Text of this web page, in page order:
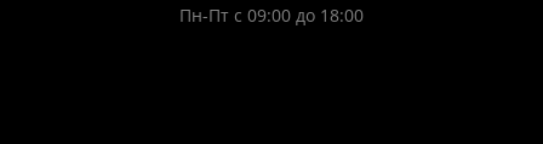
Пн-Пт с 09:00 до 18:00